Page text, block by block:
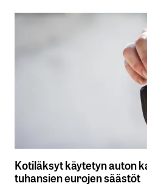
Kotiläksyt käytetyn auton
tuhansien eurojen säästöt